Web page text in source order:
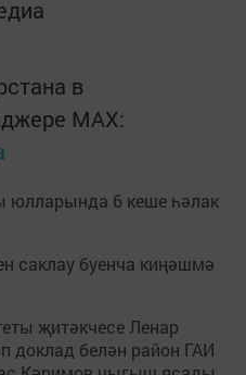
в
MАХ:
6 кеше һәлак
саклау буенча киңәшмә
җитәкчесе Ленар
белән район ГАИ